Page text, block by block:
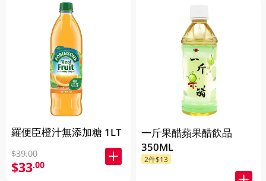
羅便臣橙汁無添加糖 1LT
$39.00
$33.00
一斤果醋蘋果醋飲品
350ML
2件$13